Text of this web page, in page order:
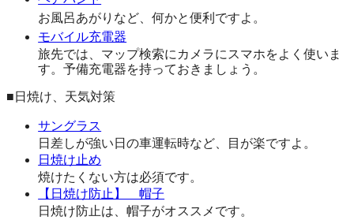
お風呂あがりなど、何かと便利ですよ。
モバイル充電器
旅先では、マップ検索にカメラにスマホをよく使いま
す。予備充電器を持っておきましょう。
■日焼け、天気対策
サングラス
日差しが強い日の車運転時など、目が楽ですよ。
日焼け止め
焼けたくない方は必須です。
【日焼け防止】 帽子
日焼け防止は、帽子がオススメです。